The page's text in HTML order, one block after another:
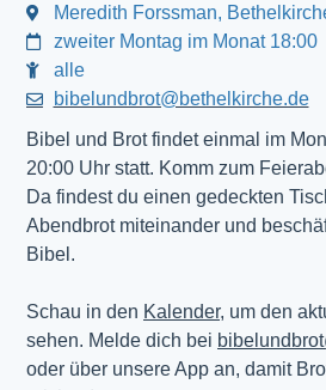
Meredith Forssman,
zweiter Montag im Monat 18:00
alle
bibelundbrot@bethelkirche.de
Bibel und Brot findet einmal im
20:00 Uhr statt. Komm zum
Da findest du einen gedeckten
Abendbrot miteinander und
Bibel.
Schau in den Kalender, um den
sehen. Melde dich bei
oder über unsere App an, damit